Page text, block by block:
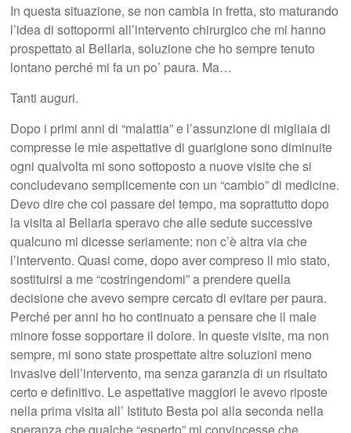
In questa situazione, se non cambia in fretta, sto maturando
l’idea di sottopormi all’intervento chirurgico che mi hanno
prospettato al Bellaria, soluzione che ho sempre tenuto
lontano perché mi fa un po’ paura. Ma…
Tanti auguri.
Dopo i primi anni di “malattia” e l’assunzione di migliaia di
compresse le mie aspettative di guarigione sono diminuite
ogni qualvolta mi sono sottoposto a nuove visite che si
concludevano semplicemente con un “cambio” di medicine.
Devo dire che col passare del tempo, ma soprattutto dopo
la visita al Bellaria speravo che alle sedute successive
qualcuno mi dicesse seriamente: non c’è altra via che
l’intervento. Quasi come, dopo aver compreso il mio stato,
sostituirsi a me “costringendomi” a prendere quella
decisione che avevo sempre cercato di evitare per paura.
Perché per anni ho ho continuato a pensare che il male
minore fosse sopportare il dolore. In queste visite, ma non
sempre, mi sono state prospettate altre soluzioni meno
invasive dell’intervento, ma senza garanzia di un risultato
certo e definitivo. Le aspettative maggiori le avevo riposte
nella prima visita all’ Istituto Besta poi alla seconda nella
speranza che qualche “esperto” mi convincesse che